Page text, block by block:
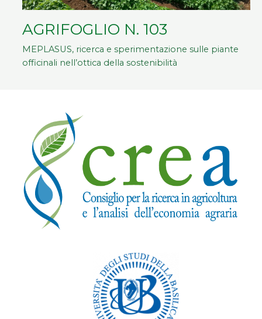
AGRIFOGLIO N. 103
MEPLASUS, ricerca e sperimentazione sulle piante
officinali nell’ottica della sostenibilità